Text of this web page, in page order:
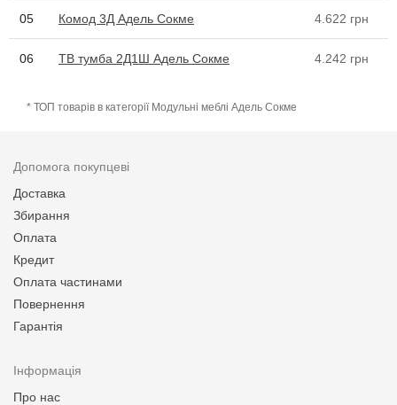
05 Комод 3Д Адель Сокме 4.622 грн
06 ТВ тумба 2Д1Ш Адель Сокме 4.242 грн
* ТОП товарів в категорії Модульні меблі Адель Сокме
Допомога покупцеві
Доставка
Збирання
Оплата
Кредит
Оплата частинами
Повернення
Гарантія
Інформація
Про нас